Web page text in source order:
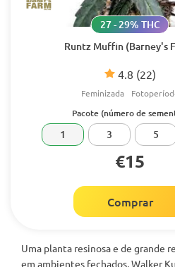
Runtz Muffin (Barney's
4.8 (22)
27 - 29% THC
Feminizada
Pacote (número de
1 3 5
€15
Comprar
Uma planta resinosa e de grande
em ambientes fechados, Walker